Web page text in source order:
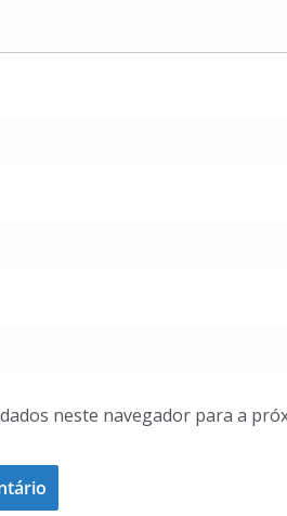
neste navegador para a